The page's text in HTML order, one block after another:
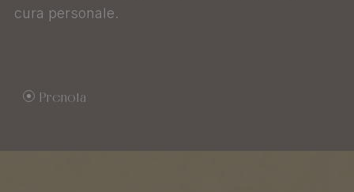
cura personale.
Prenota